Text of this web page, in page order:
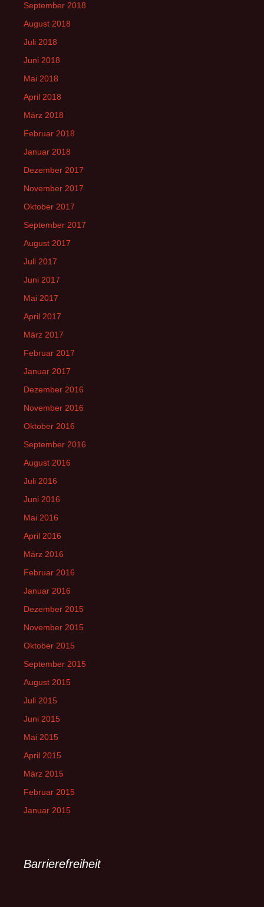
September 2018
August 2018
Juli 2018
Juni 2018
Mai 2018
April 2018
März 2018
Februar 2018
Januar 2018
Dezember 2017
November 2017
Oktober 2017
September 2017
August 2017
Juli 2017
Juni 2017
Mai 2017
April 2017
März 2017
Februar 2017
Januar 2017
Dezember 2016
November 2016
Oktober 2016
September 2016
August 2016
Juli 2016
Juni 2016
Mai 2016
April 2016
März 2016
Februar 2016
Januar 2016
Dezember 2015
November 2015
Oktober 2015
September 2015
August 2015
Juli 2015
Juni 2015
Mai 2015
April 2015
März 2015
Februar 2015
Januar 2015
Barrierefreiheit